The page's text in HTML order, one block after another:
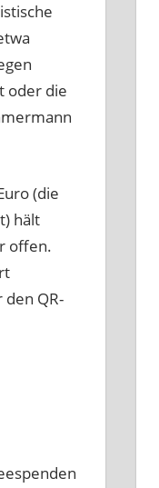
oder die
(die
hält
offen.
QR-